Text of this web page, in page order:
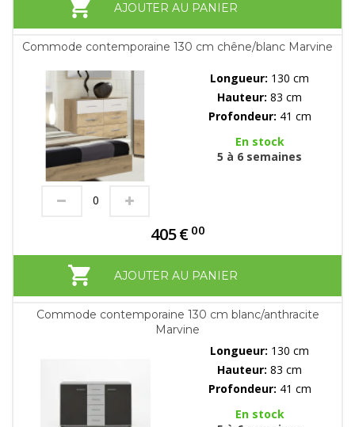
AJOUTER AU PANIER
Commode contemporaine 130 cm chêne/blanc Marvine
Longueur: 130 cm
Hauteur: 83 cm
Profondeur: 41 cm
En stock
5 à 6 semaines
405€ 00
AJOUTER AU PANIER
Commode contemporaine 130 cm blanc/anthracite
Marvine
Longueur: 130 cm
Hauteur: 83 cm
Profondeur: 41 cm
En stock